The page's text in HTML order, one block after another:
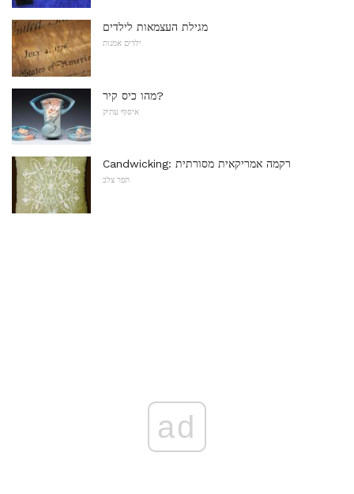
מגילת העצמאות לילדים
ילדים אמנות
מהו כיס קיר?
איסוף עתיק
Candwicking: רקמה אמריקאית מסורתית
תפר צלב
ad